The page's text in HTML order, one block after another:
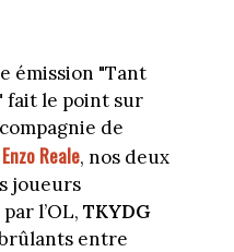
émission "Tant
fait le point sur
de
Enzo Reale, nos deux
joueurs
l’OL, TKYDG
entre